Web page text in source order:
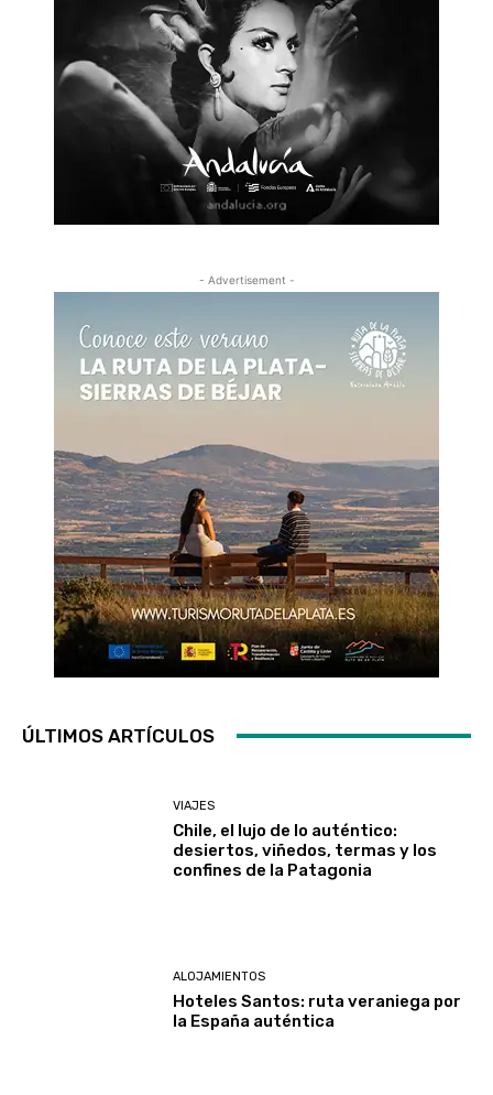
- Advertisement -
ÚLTIMOS ARTÍCULOS
VIAJES
Chile, el lujo de lo auténtico:
desiertos, viñedos, termas y los
confines de la Patagonia
ALOJAMIENTOS
Hoteles Santos: ruta veraniega por
la España auténtica